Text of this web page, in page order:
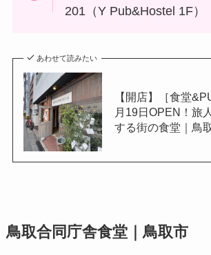
201（Y Pub&Hostel 1F）
あわせて読みたい
【開店】［食堂
月19日OPEN！旅
する街の食堂｜鳥
鳥取合同庁舎食堂｜鳥取市